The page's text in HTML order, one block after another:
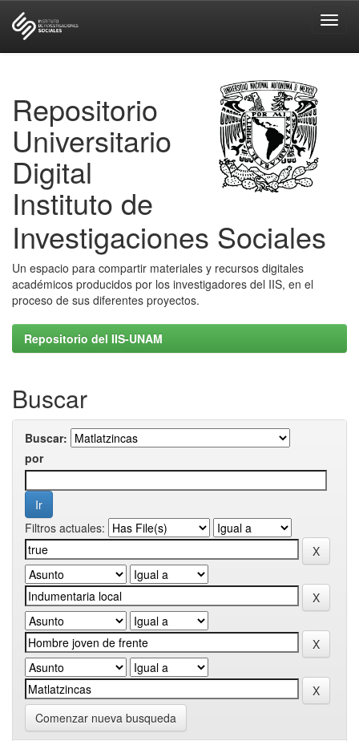
Repositorio
Universitario
Digital
Instituto de
Investigaciones Sociales
Un espacio para compartir materiales y recursos digitales
académicos producidos por los investigadores del IIS, en el
proceso de sus diferentes proyectos.
Repositorio del IIS-UNAM
Buscar
Buscar:
por
Filtros actuales:
Comenzar nueva busqueda